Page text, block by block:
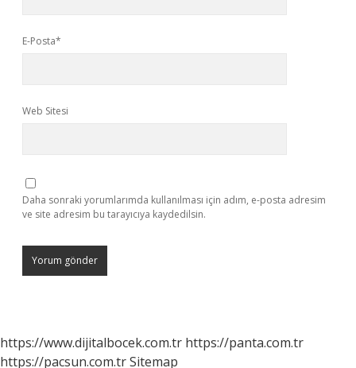
E-Posta*
Web Sitesi
Daha sonraki yorumlarımda kullanılması için adım, e-posta adresim
ve site adresim bu tarayıcıya kaydedilsin.
https://www.dijitalbocek.com.tr https://panta.com.tr
https://pacsun.com.trSitemap